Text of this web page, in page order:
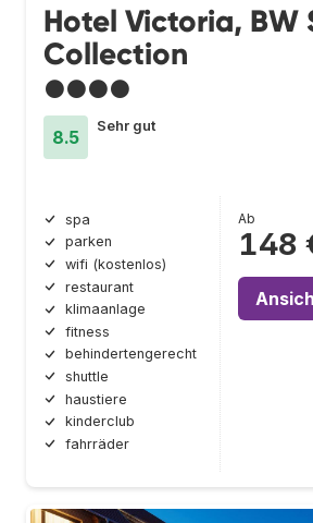
Hotel Victoria, BW
Collection
●●●●
8.5
Sehr gut
spa
parken
wifi (kostenlos)
restaurant
klimaanlage
fitness
behindertengerecht
shuttle
haustiere
kinderclub
fahrräder
Ab
148